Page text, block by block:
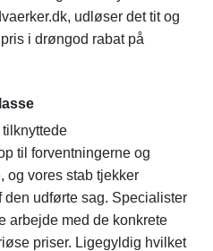
udløser det tit og
i drøngod rabat på
til forventningerne og
og vores stab tjekker
udførte sag. Specialister
arbejde med de konkrete
priser. Ligegyldig hvilket